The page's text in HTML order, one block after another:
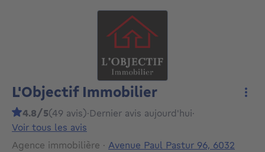
L'Objectif Immobilier
4.8/5(49 avis)·Dernier avis aujourd'hui·
Voir tous les avis
Agence immobilière · Avenue Paul Pastur 96, 6032